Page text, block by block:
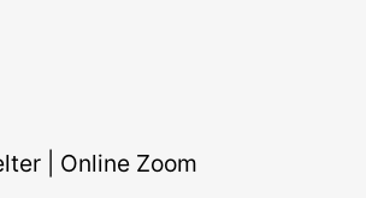
| Online Zoom